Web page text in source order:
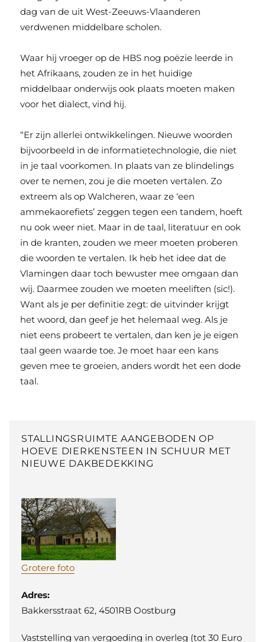
dag van de uit West-Zeeuws-Vlaanderen
verdwenen middelbare scholen.
Waar hij vroeger op de HBS nog poëzie leerde in
het Afrikaans, zouden ze in het huidige
middelbaar onderwijs ook plaats moeten maken
voor het dialect, vind hij.
“Er zijn allerlei ontwikkelingen. Nieuwe woorden
bijvoorbeeld in de informatietechnologie, die niet
in je taal voorkomen. In plaats van ze blindelings
over te nemen, zou je die moeten vertalen. Zo
extreem als op Walcheren, waar ze ‘een
ammekaorefiets’ zeggen tegen een tandem, hoeft
nu ook weer niet. Maar in de taal, literatuur en ook
in de kranten, zouden we meer moeten proberen
die woorden te vertalen. Ik heb het idee dat de
Vlamingen daar toch bewuster mee omgaan dan
wij. Daarmee zouden we moeten meeliften (sic!).
Want als je per definitie zegt: de uitvinder krijgt
het woord, dan geef je het helemaal weg. Als je
niet eens probeert te vertalen, dan ken je je eigen
taal geen waarde toe. Je moet haar een kans
geven mee te groeien, anders wordt het een dode
taal.
STALLINGSRUIMTE AANGEBODEN OP
HOEVE DIERKENSTEEN IN SCHUUR MET
NIEUWE DAKBEDEKKING
Grotere foto
Adres:
Bakkersstraat 62, 4501RB Oostburg
Vaststelling van vergoeding in overleg (tot 30 Euro